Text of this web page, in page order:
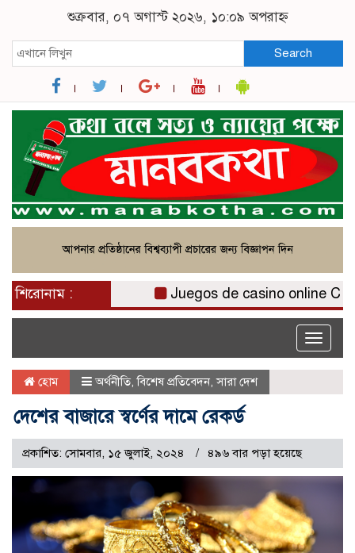
শুক্রবার, ০৭ অগাস্ট ২০২৬, ১০:০৯ অপরাহ্ন
Search
শিরোনাম : Juegos de casino online
Toggle
হোম অর্থনীতি ,বিশেষ প্রতিবেদন ,সারা দেশ
দেশের বাজারে স্বর্ণের দামে রেকর্ড
প্রকাশিত: সোমবার, ১৫ জুলাই, ২০২৪ ৪৯৬ বার পড়া হয়েছে